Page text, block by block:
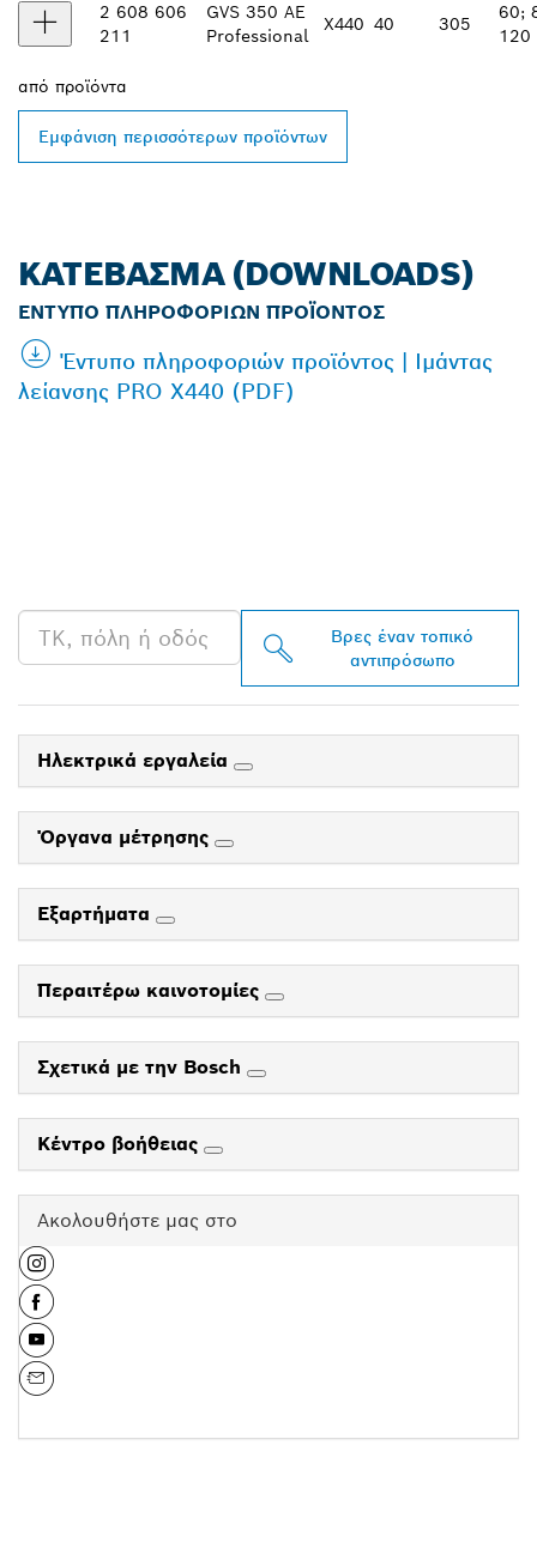
2 608 606
211
GVS 350 AE
Professional
X440 40 305
60;
120
από προϊόντα
Εμφάνιση περισσότερων προϊόντων
ΚΑΤΈΒΑΣΜΑ (DOWNLOADS)
ΈΝΤΥΠΟ ΠΛΗΡΟΦΟΡΙΏΝ ΠΡΟΪΌΝΤΟΣ
Έντυπο πληροφοριών προϊόντος | Ιμάντας
λείανσης PRO X440 (PDF)
Βρες έναν τοπικό
αντιπρόσωπο
Ηλεκτρικά εργαλεία
Όργανα μέτρησης
Εξαρτήματα
Περαιτέρω καινοτομίες
Σχετικά με την Bosch
Κέντρο βοήθειας
Ακολουθήστε μας στο